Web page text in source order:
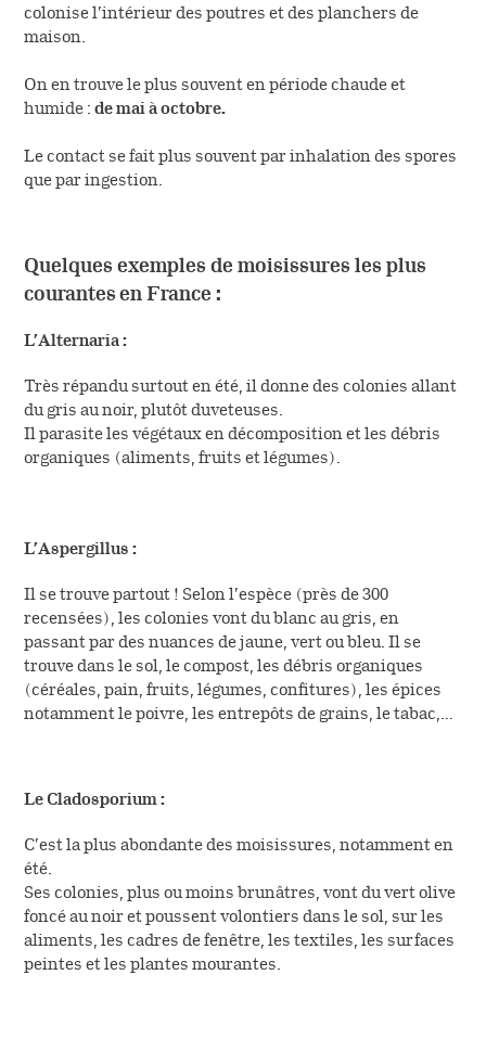
colonise l’intérieur des poutres et des planchers de
maison.
On en trouve le plus souvent en période chaude et
humide :de mai à octobre.
Le contact se fait plus souvent par inhalation des spores
que par ingestion.
Quelques exemples de moisissures les plus
courantes en France :
L’Alternaria :
Très répandu surtout en été, il donne des colonies allant
du gris au noir, plutôt duveteuses.
Il parasite les végétaux en décomposition et les débris
organiques (aliments, fruits et légumes).
L’Aspergillus :
Il se trouve partout ! Selon l’espèce (près de 300
recensées), les colonies vont du blanc au gris, en
passant par des nuances de jaune, vert ou bleu. Il se
trouve dans le sol, le compost, les débris organiques
(céréales, pain, fruits, légumes, confitures), les épices
notamment le poivre, les entrepôts de grains, le tabac,…
Le Cladosporium :
C’est la plus abondante des moisissures, notamment en
été.
Ses colonies, plus ou moins brunâtres, vont du vert olive
foncé au noir et poussent volontiers dans le sol, sur les
aliments, les cadres de fenêtre, les textiles, les surfaces
peintes et les plantes mourantes.